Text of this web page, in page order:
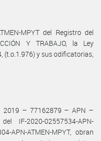
MPYT del Registro del
Y TRABAJO, la Ley
(t.o.1.976) y sus odificatorias,
2019 – 77162879 – APN –
IF-2020-02557534-APN-
APN-ATMEN-MPYT, obran